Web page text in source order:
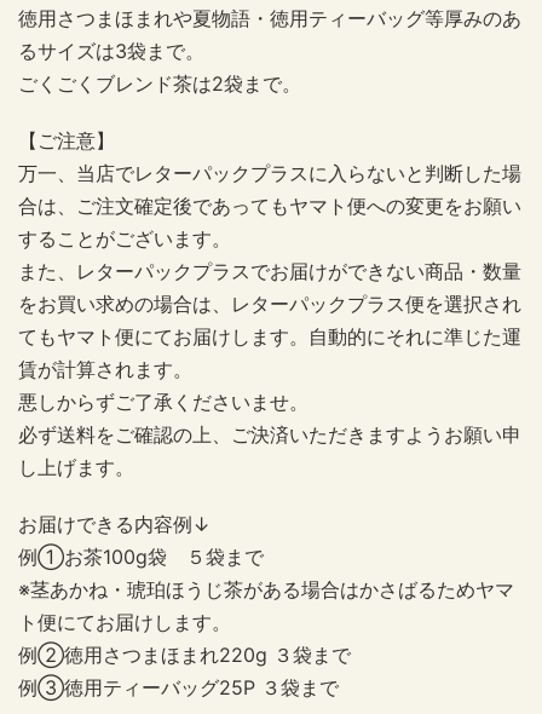
徳用さつまほまれや夏物語・徳用ティーバッグ等厚みのあ
るサイズは3袋まで。
ごくごくブレンド茶は2袋まで。
【ご注意】
万一、当店でレターパックプラスに入らないと判断した場
合は、ご注文確定後であってもヤマト便への変更をお願い
することがございます。
また、レターパックプラスでお届けができない商品・数量
をお買い求めの場合は、レターパックプラス便を選択され
てもヤマト便にてお届けします。自動的にそれに準じた運
賃が計算されます。
悪しからずご了承くださいませ。
必ず送料をご確認の上、ご決済いただきますようお願い申
し上げます。
お届けできる内容例↓
例①お茶100g袋 ５袋まで
※茎あかね・琥珀ほうじ茶がある場合はかさばるためヤマ
ト便にてお届けします。
例②徳用さつまほまれ220g ３袋まで
例③徳用ティーバッグ25P ３袋まで